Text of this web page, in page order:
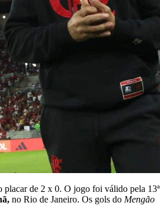
placar de 2 x 0. O jogo foi válido pela 13ª
no Rio de Janeiro. Os gols do Mengão